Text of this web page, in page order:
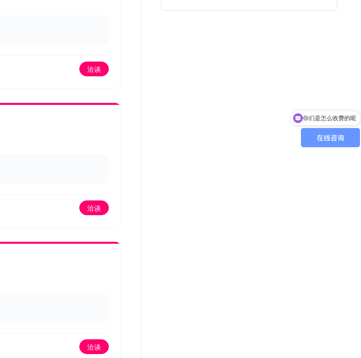
洽谈
洽谈
洽谈
FACTORY 开创行业新时代的德系
现在有优惠活动吗